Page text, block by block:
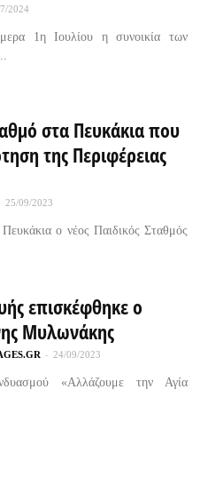
2024
1η Ιουλίου η συνοικία των
στα Πευκάκια που
της Περιφέρειας
25/09/2023
ο νέος Παιδικός Σταθμός
επισκέφθηκε ο
Μυλωνάκης
- 24/09/2023
«Αλλάζουμε την Αγία